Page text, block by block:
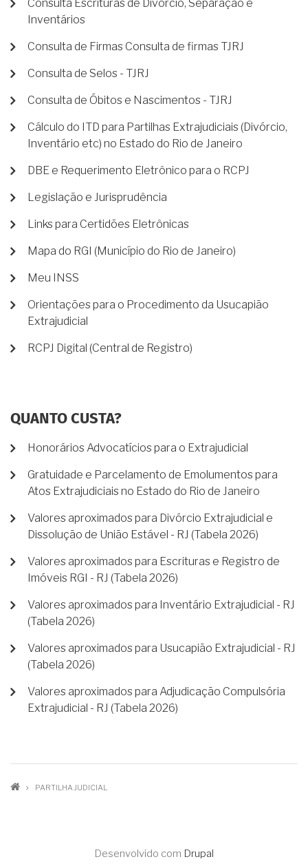
Consulta Escrituras de Divórcio, Separação e
Inventários
Consulta de Firmas Consulta de firmas TJRJ
Consulta de Selos - TJRJ
Consulta de Óbitos e Nascimentos - TJRJ
Cálculo do ITD para Partilhas Extrajudiciais (Divórcio,
Inventário etc) no Estado do Rio de Janeiro
DBE e Requerimento Eletrônico para o RCPJ
Legislação e Jurisprudência
Links para Certidões Eletrônicas
Mapa do RGI (Município do Rio de Janeiro)
Meu INSS
Orientações para o Procedimento da Usucapião
Extrajudicial
RCPJ Digital (Central de Registro)
QUANTO CUSTA?
Honorários Advocatícios para o Extrajudicial
Gratuidade e Parcelamento de Emolumentos para
Atos Extrajudiciais no Estado do Rio de Janeiro
Valores aproximados para Divórcio Extrajudicial e
Dissolução de União Estável - RJ (Tabela 2026)
Valores aproximados para Escrituras e Registro de
Imóveis RGI - RJ (Tabela 2026)
Valores aproximados para Inventário Extrajudicial - RJ
(Tabela 2026)
Valores aproximados para Usucapião Extrajudicial - RJ
(Tabela 2026)
Valores aproximados para Adjudicação Compulsória
Extrajudicial - RJ (Tabela 2026)
TRILHA
NAVEGAÇÃO
PARTILHA JUDICIAL
Desenvolvido com Drupal